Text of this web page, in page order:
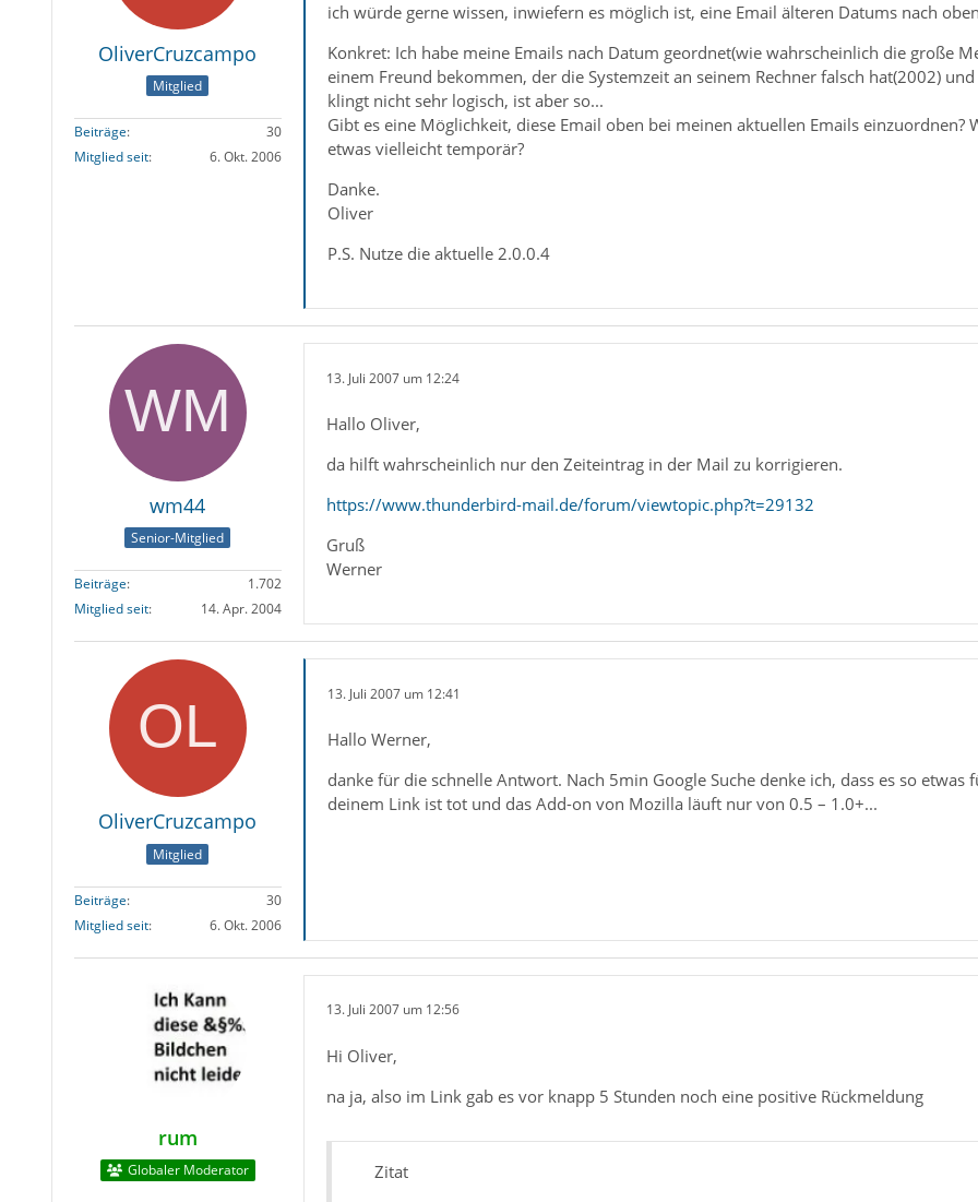
OliverCruzcampo
Mitglied
Beiträge
30
Mitglied seit
6. Okt. 2006
ich würde gerne wissen, inwiefern es möglich ist, eine Email älteren Datums nach
Konkret: Ich habe meine Emails nach Datum geordnet(wie wahrscheinlich die große
einem Freund bekommen, der die Systemzeit an seinem Rechner falsch hat(2002)
klingt nicht sehr logisch, ist aber so...
Gibt es eine Möglichkeit, diese Email oben bei meinen aktuellen Emails
etwas vielleicht temporär?
Danke.
Oliver
P.S. Nutze die aktuelle 2.0.0.4
wm44
Senior-Mitglied
Beiträge
1.702
Mitglied seit
14. Apr. 2004
13. Juli 2007 um 12:24
Hallo Oliver,
da hilft wahrscheinlich nur den Zeiteintrag in der Mail zu korrigieren.
https://www.thunderbird-mail.de/forum/viewtopic.php?t=29132
Gruß
Werner
OliverCruzcampo
Mitglied
Beiträge
30
Mitglied seit
6. Okt. 2006
13. Juli 2007 um 12:41
Hallo Werner,
danke für die schnelle Antwort. Nach 5min Google Suche denke ich, dass es so
deinem Link ist tot und das Add-on von Mozilla läuft nur von 0.5 – 1.0+...
rum
Globaler Moderator
13. Juli 2007 um 12:56
Hi Oliver,
na ja, also im Link gab es vor knapp 5 Stunden noch eine positive Rückmeldung
Zitat